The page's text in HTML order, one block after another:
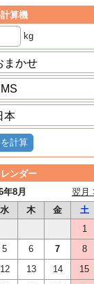
算機
kg
ンダー
年8月
翌月
水 木 金
土
1
5 6 7
8
12 13 14
15